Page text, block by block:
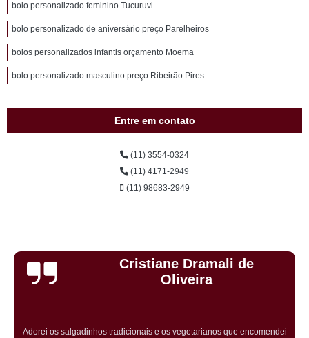
bolo personalizado feminino Tucuruvi
bolo personalizado de aniversário preço Parelheiros
bolos personalizados infantis orçamento Moema
bolo personalizado masculino preço Ribeirão Pires
Entre em contato
(11) 3554-0324
(11) 4171-2949
(11) 98683-2949
Cristiane Dramali de
Oliveira
Adorei os salgadinhos tradicionais e os vegetarianos que encomendei